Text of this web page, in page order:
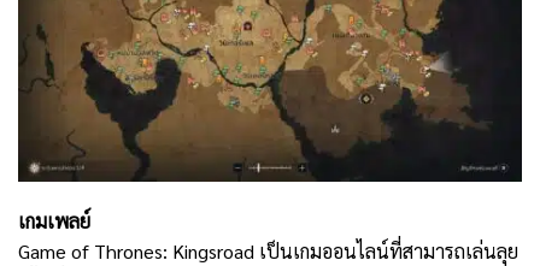
เกมเพลย์
Game of Thrones: Kingsroad เป็นเกมออนไลน์ที่สามารถเล่นลุย